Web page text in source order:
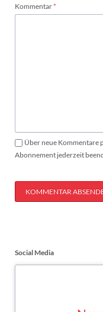
Pflichtfeld
Kommentar*
Über neue Kommentare
Abonnement jederzeit
KOMMENTAR
Social Media